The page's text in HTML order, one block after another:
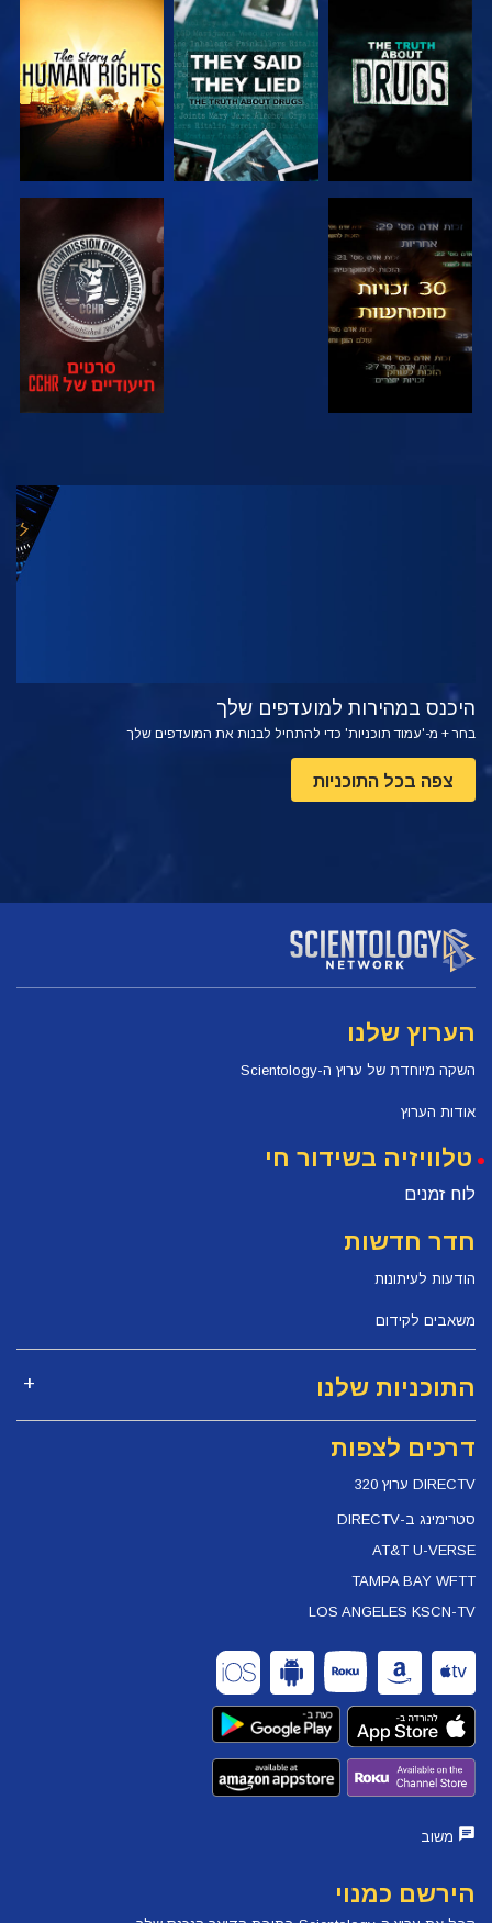
צפה צפה
צפה צפה
בדוק את הסדרה
היכנס במהירות למועדפים שלך
בחר + מ-'עמוד תוכניות' כדי להתחיל לבנות את המועדפים שלך
צפה בכל התוכניות
הערוץ שלנו
השקה מיוחדת של ערוץ ה-Scientology
אודות הערוץ
טלוויזיה בשידור חי
לוח זמנים
חדר חדשות
הודעות לעיתונות
משאבים לקידום
התוכניות שלנו
דרכים לצפות
DIRECTV ערוץ 320
סטרימינג ב-DIRECTV
AT&T U-VERSE
TAMPA BAY WFTT
LOS ANGELES KSCN-TV
משוב
הירשם כמנוי